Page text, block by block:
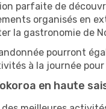
parfaite de
organisés en
la gastronomie de
pourront
à la journée
en haute